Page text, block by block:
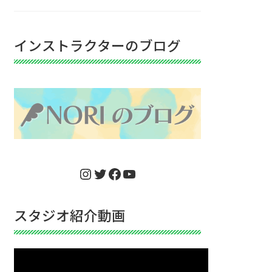
インストラクターのブログ
Instagram
Twitter
Facebook
YouTube
スタジオ紹介動画